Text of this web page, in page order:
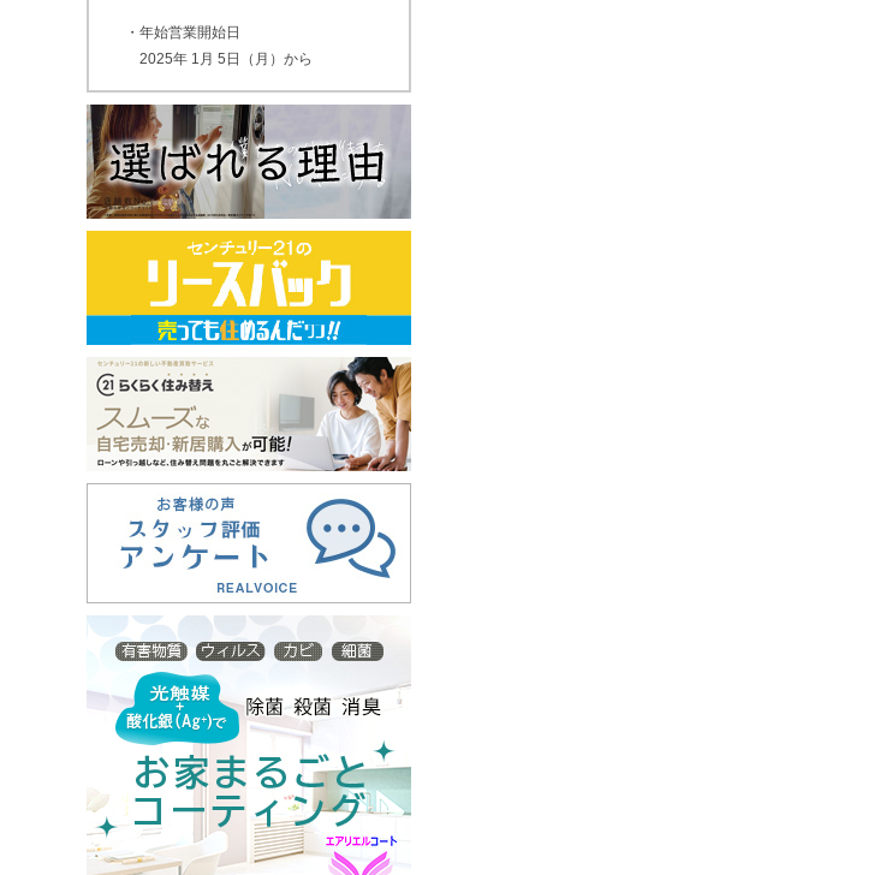
・年始営業開始日
2025年 1月 5日（月）から
なお、2024年12月27日（土）～2025年 1
月 4日（日）までは営業をお休みさせてい
ただきます。
ご迷惑をおかけしますが、ご容赦ください
ますようお願いいたします。
年末年始の営業について
平素は格別のご高配を賜り、ありがとうご
ざいます。 下記の期間を年末年始の営業
日とさせていただきます。 ご不便をお掛
けいたしますが、ご了承のほど何卒よろし
くお願いいたします。 ・年末最終営業
日 2024年12月27日（金）まで ・年
始営業開始日 2025年 1月 6日（月）
から なお、2024年12月28日（土）～
2025年 1月 5日（日）までは営業をお休み
させていただきます。 ご迷惑をおかけし
ますが、ご容赦くださいますようお願いい
たします。
2023.12.21
年末年始の営業について
平素は格別のご高配を賜り、ありがとうご
ざいます。 下記の期間を年末年始の営業
日とさせていただきます。 ご不便をお掛
けいたしますが、ご了承のほど何卒よろし
くお願いいたします。 ・年末最終営業
日 2023年12月26日（火）まで ・年